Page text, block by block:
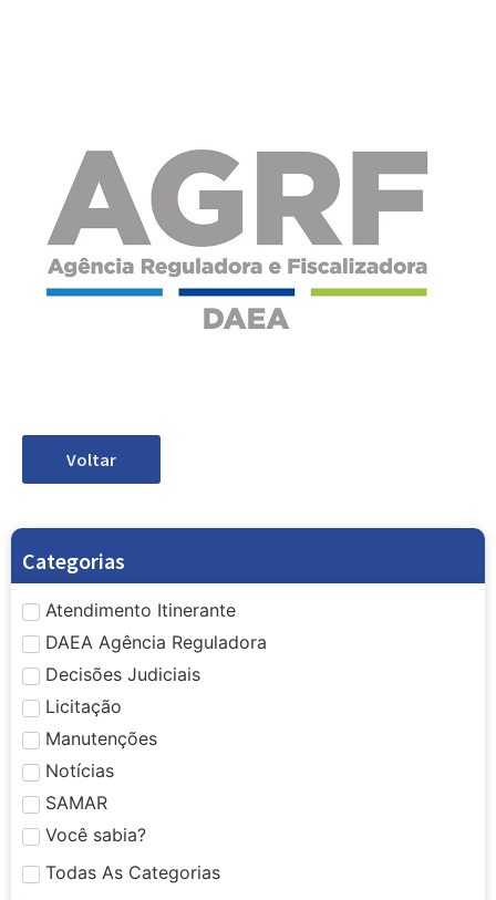
Voltar
Categorias
Atendimento Itinerante
DAEA Agência Reguladora
Decisões Judiciais
Licitação
Manutenções
Notícias
SAMAR
Você sabia?
Todas As Categorias